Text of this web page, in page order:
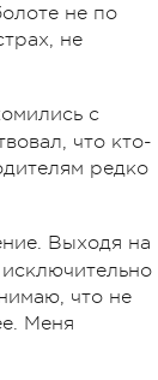
не по
не
с
что кто-
редко
Выходя на
что не
Меня